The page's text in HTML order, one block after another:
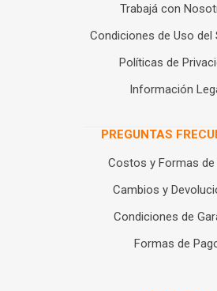
Trabajá con
Condiciones de Uso del
Políticas de
Información
PREGUNTAS
Costos y Formas de
Cambios y
Condiciones de
Formas de